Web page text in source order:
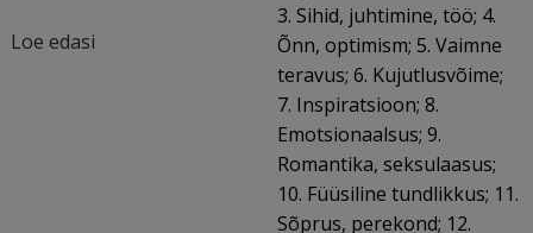
Loe edasi
3. Sihid, juhtimine, töö; 4.
Õnn, optimism; 5. Vaimne
teravus; 6. Kujutlusvõime;
7. Inspiratsioon; 8.
Emotsionaalsus; 9.
Romantika, seksulaasus;
10. Füüsiline tundlikkus; 11.
Sõprus, perekond; 12.